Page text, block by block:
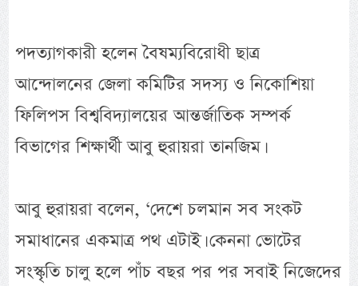
পদত্যাগকারী হলেন বৈষম্যবিরোধী ছাত্র
আন্দোলনের জেলা কমিটির সদস্য ও নিকোশিয়া
ফিলিপস বিশ্ববিদ্যালয়ের আন্তর্জাতিক সম্পর্ক
বিভাগের শিক্ষার্থী আবু হুরায়রা তানজিম।
আবু হুরায়রা বলেন, ‌‘দেশে চলমান সব সংকট
সমাধানের একমাত্র পথ এটাই। কেননা ভোটের
সংস্কৃতি চালু হলে পাঁচ বছর পর পর সবাই নিজেদের